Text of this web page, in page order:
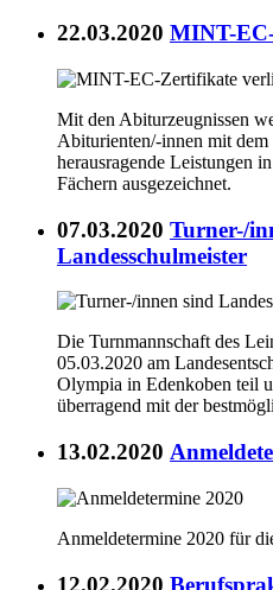
22.03.2020 MINT-
Mit den Abiturzeugnissen
Abiturienten/-innen mit
herausragende Leistungen
Fächern ausgezeichnet.
07.03.2020 Turner-/
Landesschulmeister
Die Turnmannschaft des
05.03.2020 am
Olympia in Edenkoben teil
überragend mit der
13.02.2020
Anmeldetermine 2020 für
12.02.2020